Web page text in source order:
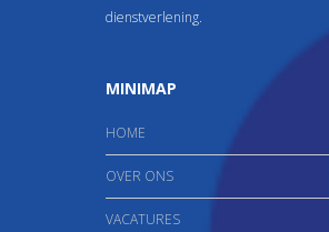
dienstverlening.
MINIMAP
HOME
OVER ONS
VACATURES